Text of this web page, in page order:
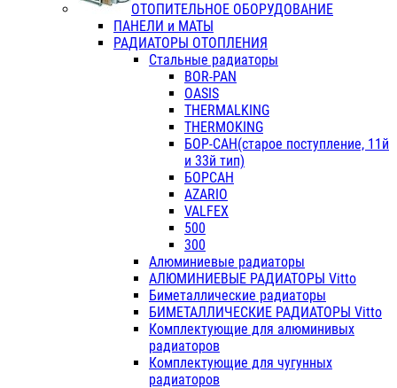
ОТОПИТЕЛЬНОЕ ОБОРУДОВАНИЕ
ПАНЕЛИ и МАТЫ
РАДИАТОРЫ ОТОПЛЕНИЯ
Стальные радиаторы
BOR-PAN
OASIS
THERMALKING
THERMOKING
БОР-САН(старое поступление, 11й
и 33й тип)
БОРСАН
AZARIO
VALFEX
500
300
Алюминиевые радиаторы
АЛЮМИНИЕВЫЕ РАДИАТОРЫ Vitto
Биметаллические радиаторы
БИМЕТАЛЛИЧЕСКИЕ РАДИАТОРЫ Vitto
Комплектующие для алюминивых
радиаторов
Комплектующие для чугунных
радиаторов